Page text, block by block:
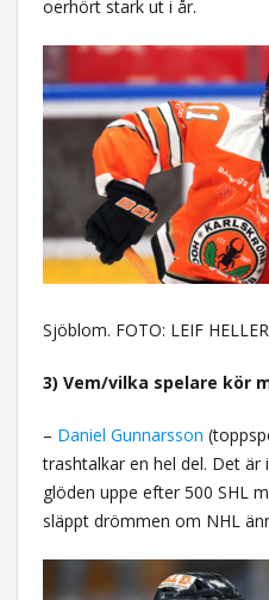
oerhört stark ut i år.
Sjöblom. FOTO: LEIF
3) Vem/vilka spelare kör
– Daniel Gunnarsson
trashtalkar en hel del. Det
glöden uppe efter 500 SHL
släppt drömmen om NHL